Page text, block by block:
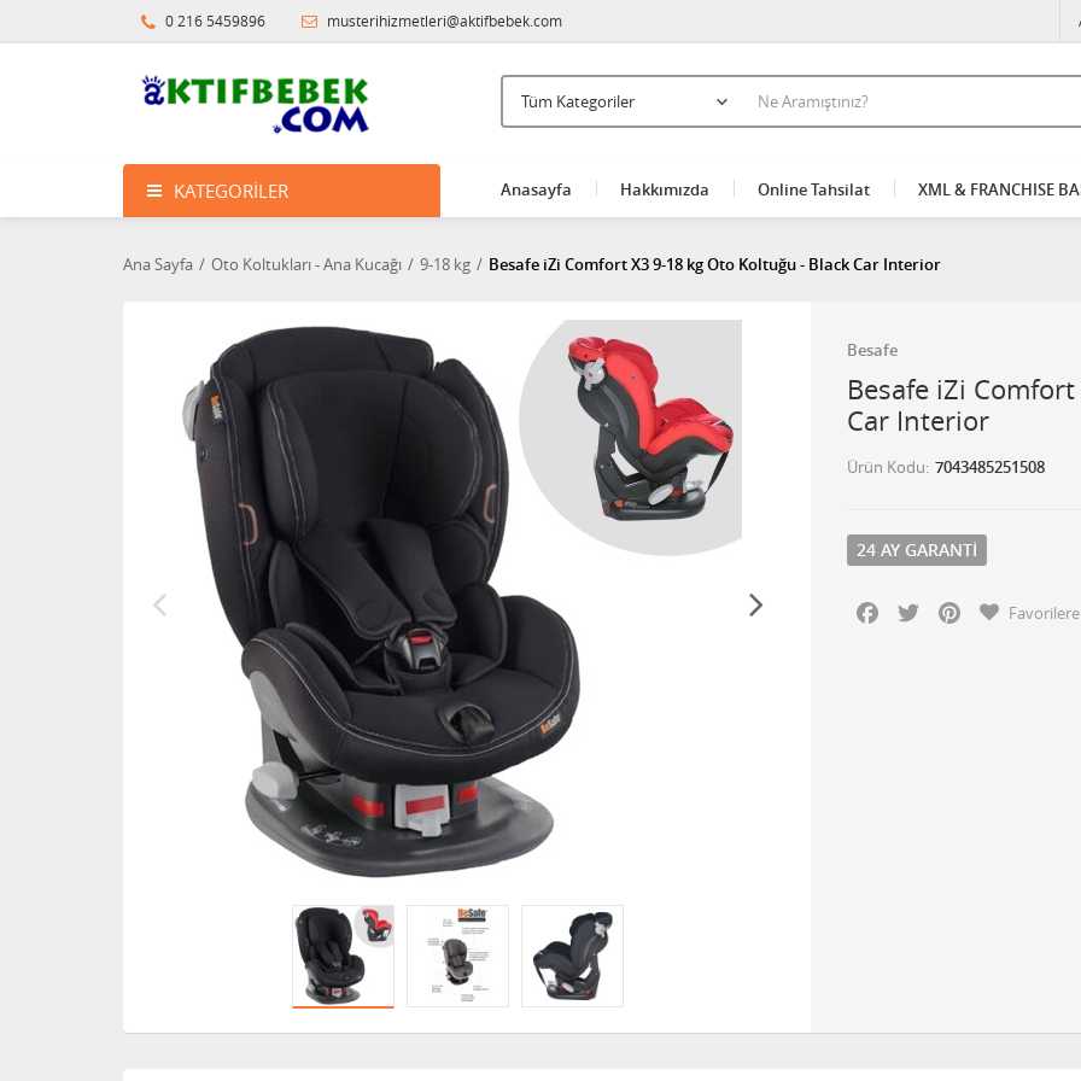
0 216 5459896 musterihizmetleri@aktifbebek.com
KATEGORILER Anasayfa Hakkımızda Online Tahsilat XML & FRANCHISE
Ana Sayfa Oto Koltukları - Ana Kucağı 9-18 kg Besafe iZi Comfort X3 9-18 kg Oto Koltuğu - Black Car Interior
Besafe
Besafe iZi
Car Interior
Ürün Kodu 7043485251508
24 AY GARANTI
Facebook
Twitter Pinterest